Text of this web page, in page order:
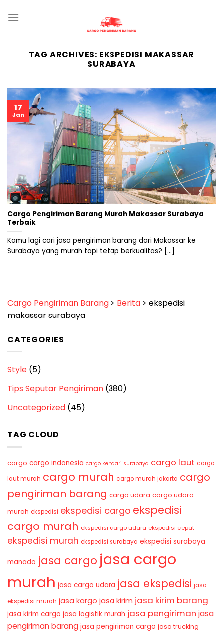
TAG ARCHIVES: EKSPEDISI MAKASSAR
SURABAYA
Cargo Pengiriman Barang Murah Makassar Surabaya
Terbaik
Kamu lagi cari jasa pengiriman barang dari Makassar ke
Surabaya yang murah tapi tetap berkualitas? [...]
17
Jan
Cargo Pengiriman Barang > Berita > ekspedisi
makassar surabaya
CATEGORIES
Style (5)
Tips Seputar Pengiriman (380)
Uncategorized (45)
TAG CLOUD
cargo cargo indonesia cargo kendari surabaya cargo laut cargo
laut murah cargo murah cargo murah jakarta cargo
pengiriman barang cargo udara cargo udara
murah ekspedisi ekspedisi cargo ekspedisi
cargo murah ekspedisi cargo udara ekspedisi cepat
ekspedisi murah ekspedisi surabaya ekspedisi surabaya
manado jasa cargo jasa cargo
murah jasa cargo udara jasa ekspedisi jasa
ekspedisi murah jasa kargo jasa kirim jasa kirim barang
jasa kirim cargo jasa logistik murah jasa pengiriman jasa
pengiriman barang jasa pengiriman cargo jasa trucking